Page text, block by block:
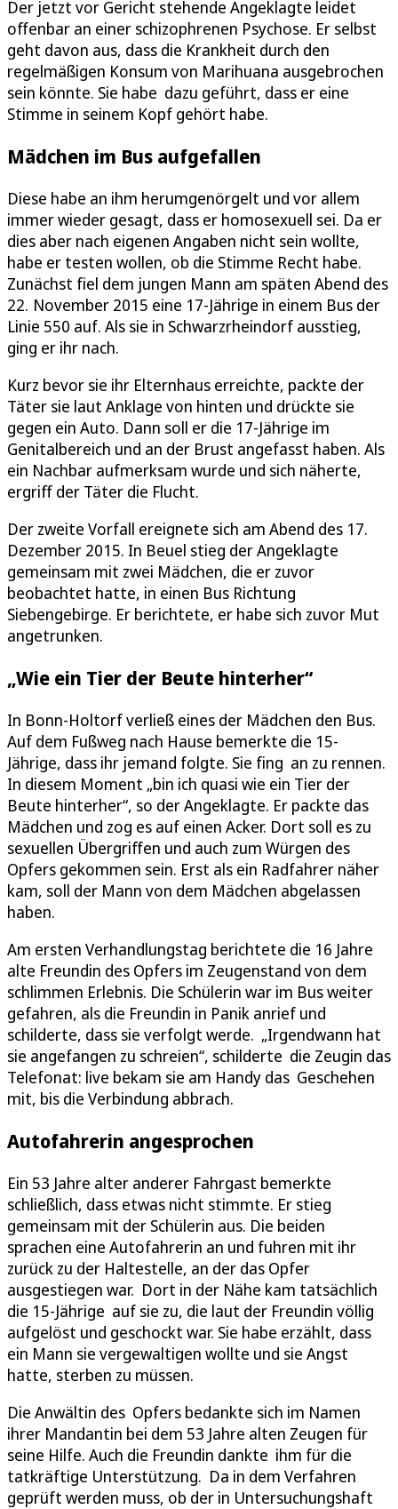
Der jetzt vor Gericht stehende Angeklagte leidet
offenbar an einer schizophrenen Psychose. Er selbst
geht davon aus, dass die Krankheit durch den
regelmäßigen Konsum von Marihuana ausgebrochen
sein könnte. Sie habe dazu geführt, dass er eine
Stimme in seinem Kopf gehört habe.
Mädchen im Bus aufgefallen
Diese habe an ihm herumgenörgelt und vor allem
immer wieder gesagt, dass er homosexuell sei. Da er
dies aber nach eigenen Angaben nicht sein wollte,
habe er testen wollen, ob die Stimme Recht habe.
Zunächst fiel dem jungen Mann am späten Abend des
22. November 2015 eine 17-Jährige in einem Bus der
Linie 550 auf. Als sie in Schwarzrheindorf ausstieg,
ging er ihr nach.
Kurz bevor sie ihr Elternhaus erreichte, packte der
Täter sie laut Anklage von hinten und drückte sie
gegen ein Auto. Dann soll er die 17-Jährige im
Genitalbereich und an der Brust angefasst haben. Als
ein Nachbar aufmerksam wurde und sich näherte,
ergriff der Täter die Flucht.
Der zweite Vorfall ereignete sich am Abend des 17.
Dezember 2015. In Beuel stieg der Angeklagte
gemeinsam mit zwei Mädchen, die er zuvor
beobachtet hatte, in einen Bus Richtung
Siebengebirge. Er berichtete, er habe sich zuvor Mut
angetrunken.
„Wie ein Tier der Beute hinterher“
In Bonn-Holtorf verließ eines der Mädchen den Bus.
Auf dem Fußweg nach Hause bemerkte die 15-
Jährige, dass ihr jemand folgte. Sie fing an zu rennen.
In diesem Moment „bin ich quasi wie ein Tier der
Beute hinterher“, so der Angeklagte. Er packte das
Mädchen und zog es auf einen Acker. Dort soll es zu
sexuellen Übergriffen und auch zum Würgen des
Opfers gekommen sein. Erst als ein Radfahrer näher
kam, soll der Mann von dem Mädchen abgelassen
haben.
Am ersten Verhandlungstag berichtete die 16 Jahre
alte Freundin des Opfers im Zeugenstand von dem
schlimmen Erlebnis. Die Schülerin war im Bus weiter
gefahren, als die Freundin in Panik anrief und
schilderte, dass sie verfolgt werde. „Irgendwann hat
sie angefangen zu schreien“, schilderte die Zeugin das
Telefonat: live bekam sie am Handy das Geschehen
mit, bis die Verbindung abbrach.
Autofahrerin angesprochen
Ein 53 Jahre alter anderer Fahrgast bemerkte
schließlich, dass etwas nicht stimmte. Er stieg
gemeinsam mit der Schülerin aus. Die beiden
sprachen eine Autofahrerin an und fuhren mit ihr
zurück zu der Haltestelle, an der das Opfer
ausgestiegen war. Dort in der Nähe kam tatsächlich
die 15-Jährige auf sie zu, die laut der Freundin völlig
aufgelöst und geschockt war. Sie habe erzählt, dass
ein Mann sie vergewaltigen wollte und sie Angst
hatte, sterben zu müssen.
Die Anwältin des Opfers bedankte sich im Namen
ihrer Mandantin bei dem 53 Jahre alten Zeugen für
seine Hilfe. Auch die Freundin dankte ihm für die
tatkräftige Unterstützung. Da in dem Verfahren
geprüft werden muss, ob der in Untersuchungshaft